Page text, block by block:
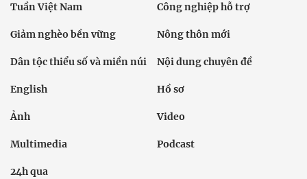
Tuần Việt Nam Công nghiệp hỗ trợ
Giảm nghèo bền vững Nông thôn mới
Dân tộc thiểu số và miền núi Nội dung chuyên đề
English Hồ sơ
Ảnh Video
Multimedia Podcast
24h qua